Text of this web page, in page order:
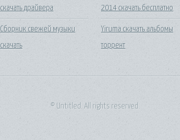
скачать драйвера
Сборник свежей музыки
скачать
2014 скачать бесплатно
Yiruma скачать альбомы
торрент
© Untitled. All rights reserved.